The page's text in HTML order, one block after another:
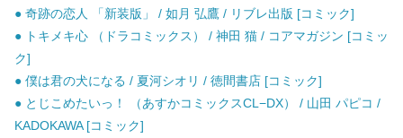
● 奇跡の恋人 「新装版」 / 如月 弘鷹 / リブレ出版 [コミック]
● トキメキ心 （ドラコミックス） / 神田 猫 / コアマガジン [コミッ
ク]
● 僕は君の犬になる / 夏河シオリ / 徳間書店 [コミック]
● とじこめたいっ！ （あすかコミックスCL−DX） / 山田 パピコ /
KADOKAWA [コミック]